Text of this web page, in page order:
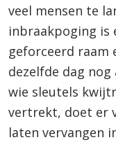
veel mensen te
inbraakpoging is
geforceerd raam
dezelfde dag
wie sleutels
vertrekt, doet er
laten vervangen